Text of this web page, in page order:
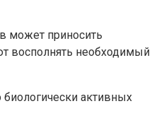
может приносить
восполнять необходимый
активных